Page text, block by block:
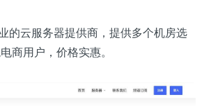
的云服务器提供商，提供多个机房选
商用户，价格实惠。